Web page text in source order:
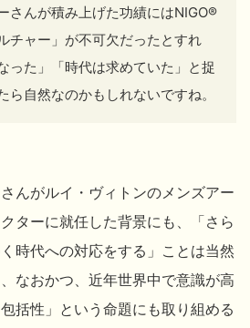
さんが積み上げた功績にはNIGO®
チャー」が不可欠だったとすれ
った」「時代は求めていた」と捉
ら自然なのかもしれないですね。
さんがルイ・ヴィトンのメンズアー
ターに就任した背景にも、「さら
時代への対応をする」ことは当然
なおかつ、近年世界中で意識が高
括性」という命題にも取り組める